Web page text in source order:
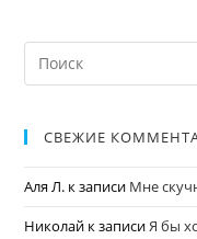
СВЕЖИЕ
Аля Л. к записи Мне
Николай к записи Я бы